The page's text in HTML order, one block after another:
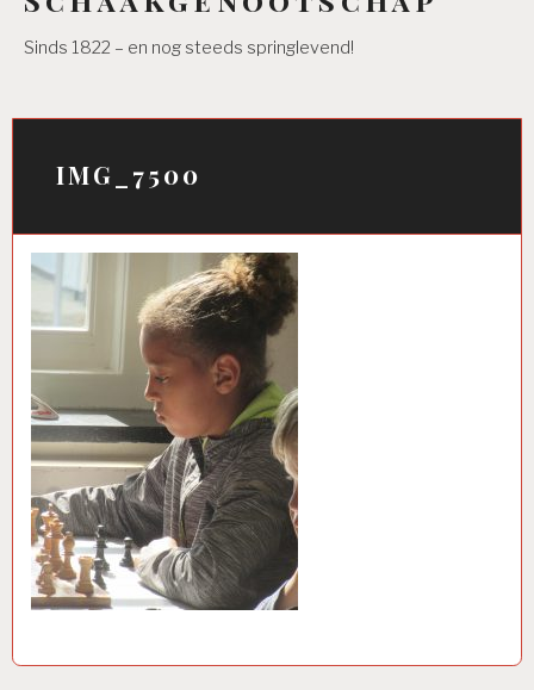
Sinds 1822 – en nog steeds springlevend!
IMG_7500